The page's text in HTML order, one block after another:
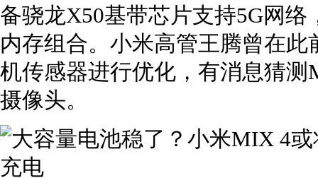
备骁龙X50基带芯片支持5G网络
内存组合。小米高管王腾曾在
机传感器进行优化，有消息猜
摄像头。